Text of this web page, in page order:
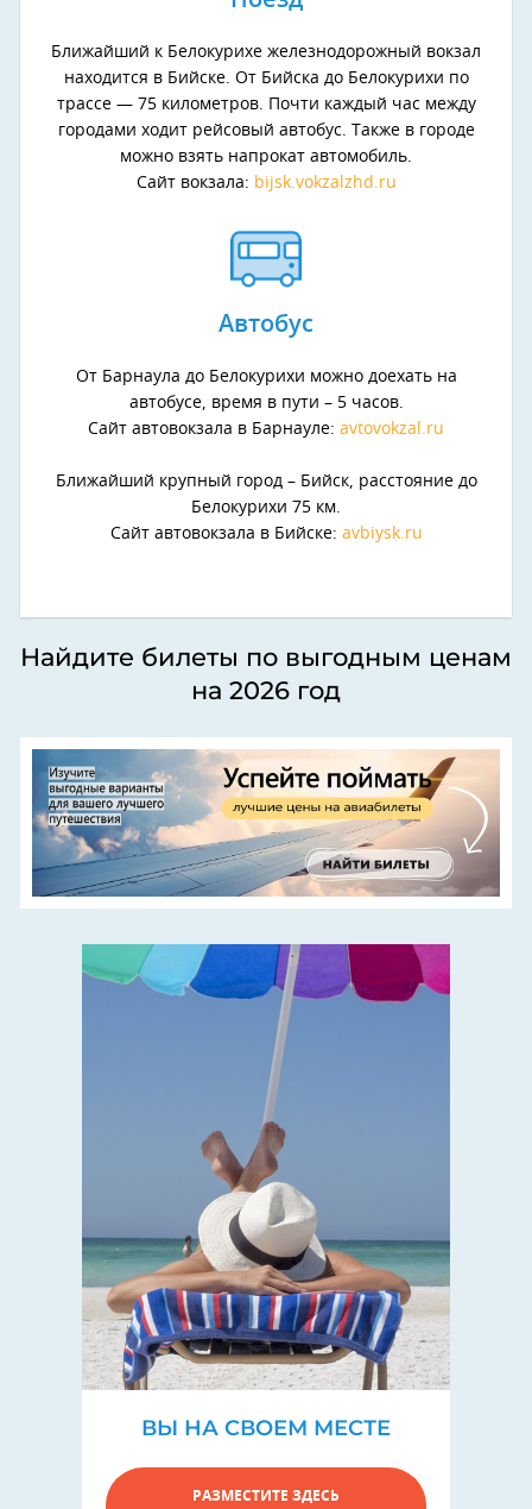
Ближайший к Белокурихе железнодорожный вокзал
находится в Бийске. От Бийска до Белокурихи по
трассе — 75 километров. Почти каждый час между
городами ходит рейсовый автобус. Также в городе
можно взять напрокат автомобиль.
Сайт вокзала: bijsk.vokzalzhd.ru
Автобус
От Барнаула до Белокурихи можно доехать на
автобусе, время в пути – 5 часов.
Сайт автовокзала в Барнауле: avtovokzal.ru
Ближайший крупный город – Бийск, расстояние до
Белокурихи 75 км.
Сайт автовокзала в Бийске: avbiysk.ru
Найдите билеты по выгодным ценам
на 2026 год
ВЫ НА СВОЕМ МЕСТЕ
РАЗМЕСТИТЕ ЗДЕСЬ